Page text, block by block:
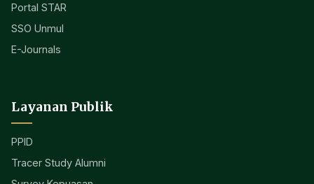
Portal STAR
SSO Unmul
E-Journals
Layanan Publik
PPID
Tracer Study Alumni